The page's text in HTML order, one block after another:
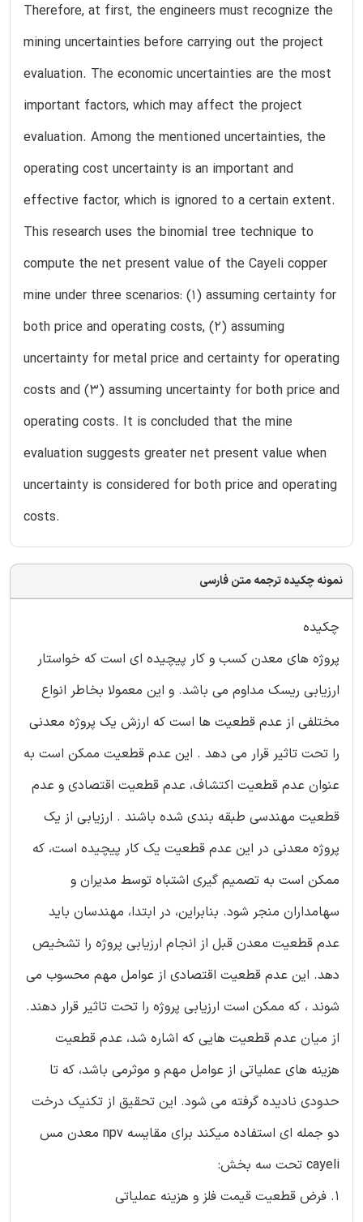
Therefore, at first, the engineers must recognize the
mining uncertainties before carrying out the project
evaluation. The economic uncertainties are the most
important factors, which may affect the project
evaluation. Among the mentioned uncertainties, the
operating cost uncertainty is an important and
effective factor, which is ignored to a certain extent.
This research uses the binomial tree technique to
compute the net present value of the Cayeli copper
mine under three scenarios: (1) assuming certainty for
both price and operating costs, (2) assuming
uncertainty for metal price and certainty for operating
costs and (3) assuming uncertainty for both price and
operating costs. It is concluded that the mine
evaluation suggests greater net present value when
uncertainty is considered for both price and operating
costs.
نمونه چکیده ترجمه متن فارسی
چکیده
پروژه های معدن کسب و کار پیچیده ای است که خواستار
ارزیابی ریسک مداوم می باشد. و این معمولا بخاطر انواع
مختلفی از عدم قطعیت ها است که ارزش یک پروژه معدنی
را تحت تاثیر قرار می دهد . این عدم قطعیت ممکن است به
عنوان عدم قطعیت اکتشاف، عدم قطعیت اقتصادی و عدم
قطعیت مهندسی طبقه بندی شده باشند . ارزیابی از یک
پروژه معدنی در این عدم قطعیت یک کار پیچیده است، که
ممکن است به تصمیم گیری اشتباه توسط مدیران و
سهامداران منجر شود. بنابراین، در ابتدا، مهندسان باید
عدم قطعیت معدن قبل از انجام ارزیابی پروژه را تشخیص
دهد. این عدم قطعیت اقتصادی از عوامل مهم محسوب می
شوند ، که ممکن است ارزیابی پروژه را تحت تاثیر قرار دهند.
از میان عدم قطعیت هایی که اشاره شد، عدم قطعیت
هزینه های عملیاتی از عوامل مهم و موثرمی باشد، که تا
حدودی نادیده گرفته می شود. این تحقیق از تکنیک درخت
دو جمله ای استفاده میکند برای مقایسه npv معدن مس
cayeli تحت سه بخش:
1. فرض قطعیت قیمت فلز و هزینه عملیاتی